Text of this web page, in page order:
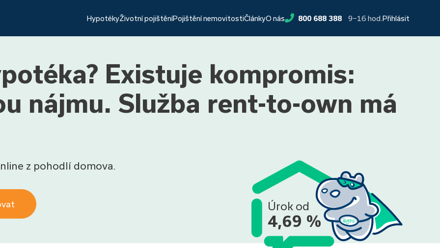
HypotékyŽivotní pojištěníPojištění nemovitostiČlánkyO nás 800 688 388 9−16 hod. Přihlásit
Existuje kompromis:
nájmu. Služba rent-to-own má
z pohodlí domova.
Úrok od
4,69 %